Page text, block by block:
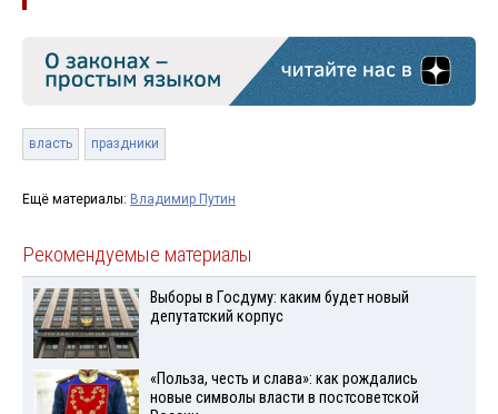
власть праздники
Ещё материалы: Владимир Путин
Рекомендуемые материалы
Выборы в Госдуму: каким будет новый
депутатский корпус
«Польза, честь и слава»: как рождались
новые символы власти в постсоветской